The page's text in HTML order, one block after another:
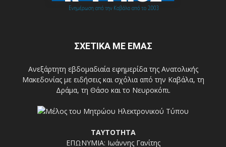
ΣΧΕΤΙΚΑ ΜΕ ΕΜΑΣ
Ανεξάρτητη εβδομαδιαία εφημερίδα της Ανατολικής
Μακεδονίας με ειδήσεις και σχόλια από την Καβάλα, τη
Δράμα, τη Θάσο και το Νευροκόπι.
ΤΑΥΤΟΤΗΤΑ
ΕΠΩΝΥΜΙΑ: Ιωάννης Γανίτης